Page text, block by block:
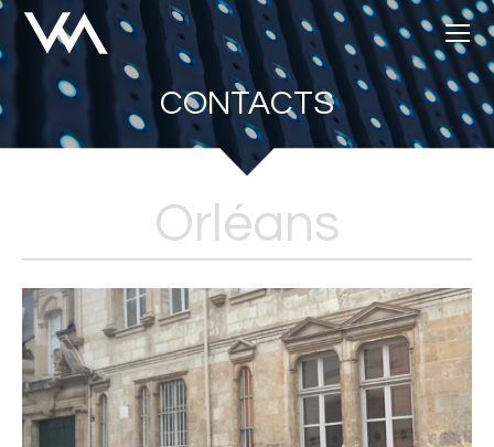
CONTACTS
Orléans